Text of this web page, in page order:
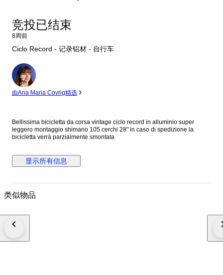
竞投已结束
8周前
Ciclo Record - 记录铝材 - 自行车
专
家
由Ana Maria Covrig精选
Bellissima bicicletta da corsa vintage ciclo record in alluminio super
leggero montaggio shimano 105 cerchi 28" in caso di spedizione la
bicicletta verrà parzialmente smontata
显示所有信息
类似物品